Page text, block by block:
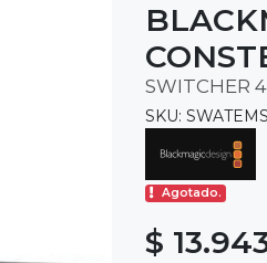
SWITCHER
SKU:
Agotado.
$